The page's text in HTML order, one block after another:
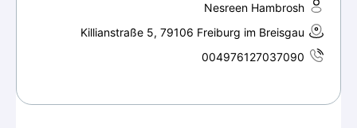
Nesreen Hambrosh
Killianstraße 5, 79106 Freiburg im Breisgau
004976127037090